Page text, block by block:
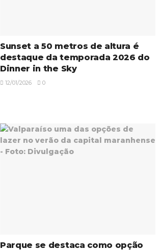
Sunset a 50 metros de altura é
destaque da temporada 2026 do
Dinner in the Sky
12/01/2026 0
Parque se destaca como opção